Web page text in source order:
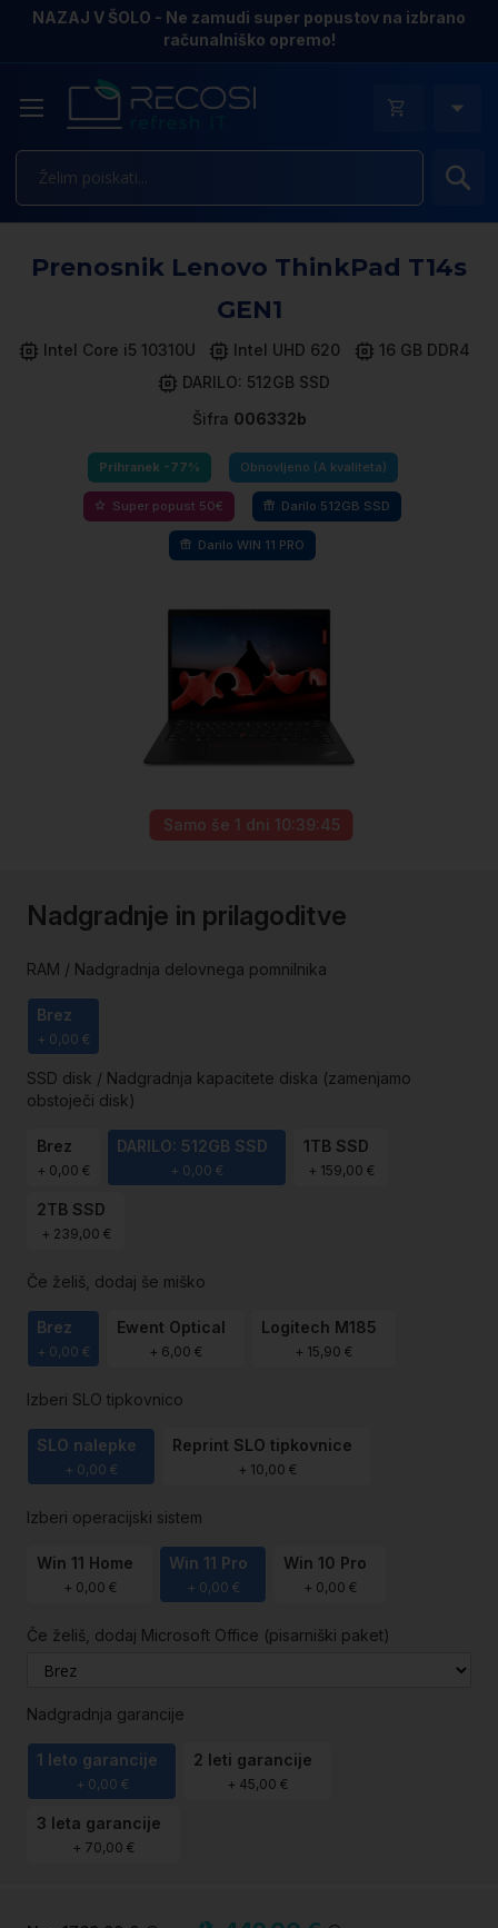
NAZAJ V ŠOLO - Ne zamudi super popustov na izbrano
računalniško opremo!
Prenosnik Lenovo ThinkPad T14s
GEN1
Intel Core i5 10310U Intel UHD 620
16 GB DDR4
DARILO: 512GB SSD
Šifra 006332b
Prihranek -77% Obnovljeno (A kvaliteta)
Super popust 50€ Darilo 512GB SSD
Darilo WIN 11 PRO
Samo še 1 dni 10:39:45
na
začetek
slik
Nadgradnje in prilagoditve
RAM / Nadgradnja delovnega pomnilnika
Brez
+ 0,00 €
SSD disk / Nadgradnja kapacitete diska (zamenjamo
obstoječi disk)
Brez
+ 0,00 €
DARILO: 512GB SSD
+ 0,00 €
1TB SSD
+ 159,00 €
2TB SSD
+ 239,00 €
Če želiš, dodaj še miško
Brez
+ 0,00 €
Ewent Optical
+ 6,00 €
Logitech M185
+ 15,90 €
Izberi SLO tipkovnico
SLO nalepke
+ 0,00 €
Reprint SLO tipkovnice
+ 10,00 €
Izberi operacijski sistem
Win 11 Home
+ 0,00 €
Win 11 Pro
+ 0,00 €
Win 10 Pro
+ 0,00 €
Če želiš, dodaj Microsoft Office (pisarniški paket)
Nadgradnja garancije
1 leto garancije
+ 0,00 €
2 leti garancije
+ 45,00 €
3 leta garancije
+ 70,00 €